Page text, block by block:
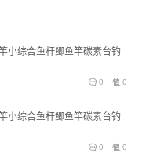
小综合鱼杆鲫鱼竿碳素台钓
0
0
小综合鱼杆鲫鱼竿碳素台钓
0
0